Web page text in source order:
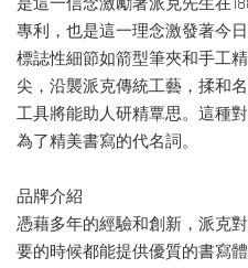
專利，也是這一理念激發著今
標誌性細節如箭型筆夾和手工
尖，沿襲派克傳統工藝，揉和
工具將能助人研精覃思。這種
為了精美書寫的代名詞。
品牌介紹
憑藉多年的經驗和創新，派克
要的時候都能提供優質的書寫